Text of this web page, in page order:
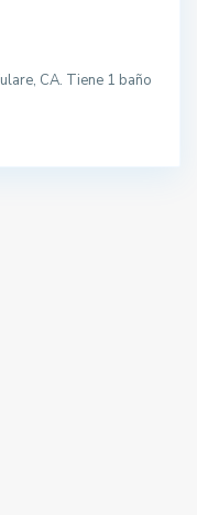
CA. Tiene 1 baño